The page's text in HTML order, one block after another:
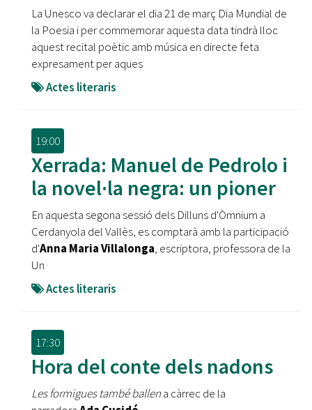
La Unesco va declarar el dia 21 de març Dia Mundial de
la Poesia i per commemorar aquesta data tindrà lloc
aquest recital poètic amb música en directe feta
expresament per aques
Actes literaris
19:00
Xerrada: Manuel de Pedrolo i
la novel·la negra: un pioner
En aquesta segona sessió dels Dilluns d'Òmnium a
Cerdanyola del Vallès, es comptarà amb la participació
d'Anna Maria Villalonga, escriptora, professora de la
Un
Actes literaris
17:30
Hora del conte dels nadons
Les formigues també ballena càrrec de la